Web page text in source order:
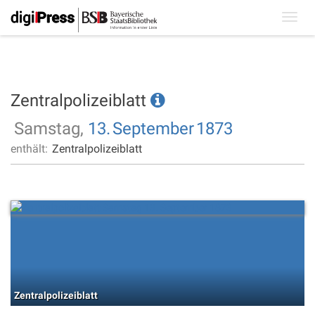
Zentralpolizeiblatt
Samstag, 13.September1873
enthält: Zentralpolizeiblatt
Zentralpolizeiblatt